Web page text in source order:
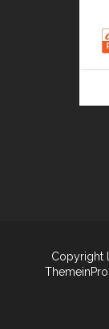
Copyright